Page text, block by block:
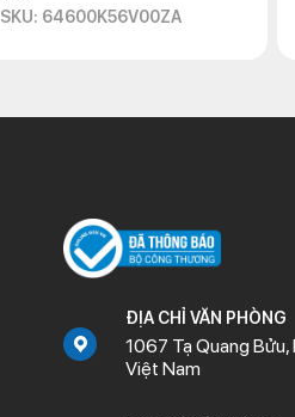
SKU: 64600K56V00ZA
ĐỊA CHỈ VĂN PHÒNG
1067 Tạ Quang
Việt Nam